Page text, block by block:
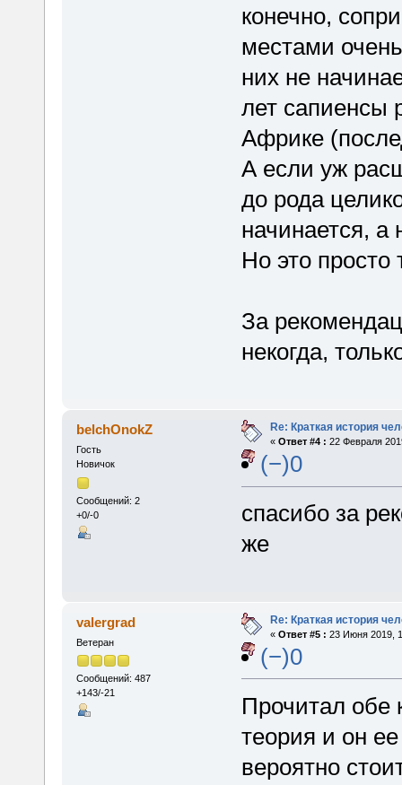
конечно,
местами
них не
лет сапиенсы
Африке
А если уж
до рода
начинается, а
Но это просто
За
некогда,
belchOnokZ
Гость
Новичок
Сообщений: 2
+0/-0
Re: Краткая история
« Ответ #4 : 22 Февраля
(−)0
спасибо за
же
valergrad
Ветеран
Сообщений: 487
+143/-21
Re: Краткая история
« Ответ #5 : 23 Июня 2019,
(−)0
Прочитал обе
теория и он
вероятно